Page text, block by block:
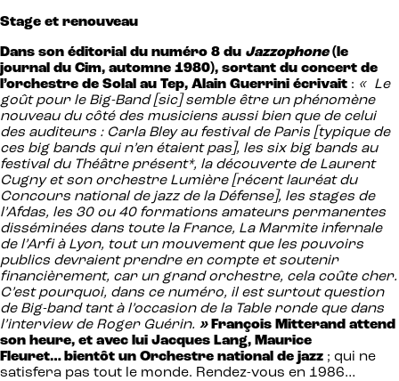
Stage et renouveau
Dans son éditorial du numéro 8 du Jazzophone(le
journal du Cim, automne 1980), sortant du concert de
l’orchestre de Solal au Tep, Alain Guerrini écrivait : « Le
goût pour le Big-Band [sic] semble être un phénomène
nouveau du côté des musiciens aussi bien que de celui
des auditeurs : Carla Bley au festival de Paris [typique de
ces big bands qui n’en étaient pas], les six big bands au
festival du Théâtre présent*, la découverte de Laurent
Cugny et son orchestre Lumière [récent lauréat du
Concours national de jazz de la Défense], les stages de
l’Afdas, les 30 ou 40 formations amateurs permanentes
disséminées dans toute la France, La Marmite infernale
de l’Arfi à Lyon, tout un mouvement que les pouvoirs
publics devraient prendre en compte et soutenir
financièrement, car un grand orchestre, cela coûte cher.
C’est pourquoi, dans ce numéro, il est surtout question
de Big-band tant à l’occasion de la Table ronde que dans
l’interview de Roger Guérin. » François Mitterand attend
son heure, et avec lui Jacques Lang, Maurice
Fleuret… bientôt un Orchestre national de jazz ; qui ne
satisfera pas tout le monde. Rendez-vous en 1986…